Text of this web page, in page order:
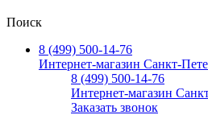
Поиск
8 (499) 500-14-76
Интернет-магазин Санкт-
8 (499) 500-14-76
Интернет-магазин
Заказать звонок